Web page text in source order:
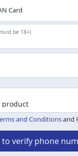
Card
be 18+)
and Conditionsand
to verify phone